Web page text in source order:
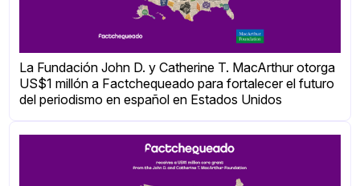
La Fundación John D. y Catherine T. MacArthur otorga
US$1 millón a Factchequeado para fortalecer el futuro
del periodismo en español en Estados Unidos